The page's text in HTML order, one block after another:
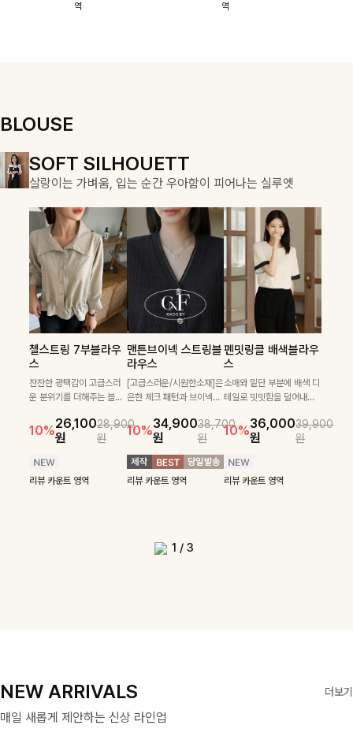
스에요🖤
역
할 수 있어요🤍
역
BLOUSE
SOFT SILHOUETT
살랑이는 가벼움, 입는 순간 우아함이 피어나는 실루엣
첼스트링 7부블라우
스
잔잔한 광택감이 고급스러
운 분위기를 더해주는 블라
프릴 밑단이 자연스럽게 실
루엣을 살려주며, 여유로운
스러운 무드를 완성해준답
니다 🤍
10%26,100
원
28,900
원
리뷰 카운트 영역
맨튼브이넥 스트링블
라우스
[고급스러운/시원한소재]은
은한 체크 패턴과 브이넥으
로 고급스러운 디테일을 넣
었으며 밑단스트링으로 핏
을 더욱 깔끔하게 잡아주는
블라우스예요 :)
10%34,900
원
38,700
원
리뷰 카운트 영역
펜밋링클 배색블라우
스
소매와 밑단 부분에 배색 디
테일로 밋밋함을 덜어내고
클 소재로 구김 걱정없이 즐
길 수 있는 블라우스랍니
10%36,000
원
39,900
원
리뷰 카운트 영역
COZY ESSENTIAL
매일의 일상을 부드럽게 감싸줄 니트 컬렉션
론클디 브이넥니트
부드럽게 몸을 감싸는 니트
짜임으로 편안한 착용감을
더해드리며 여유 있게 떨어
여리여리한 실루엣을 완성
해드려요 ✨ 단독은 물론 다
게 매치되는 데일리 니트랍
니다
10%원
원
리뷰 카운트 영역
칠스트라이프 카라7
부니트
[골드버튼/클래식무드🤍]
스트라이프 패턴으로 데일
이템입니다 카라넥 디자인
으로 깔끔한 이미지로 만들
어 주는 7부 니트입니다 ~
10%31,900
원
35,400
원
리뷰 카운트 영역
셀드펜던트 7부니트
넉넉한 핏으로 편하게 착용
가능한 심플&베이직 무드의
니트!레터리 펜던트로 고급
어요:D
10% 원
원
리뷰 카운트 영역
DOUBLE THE JOY
함께할 때 더욱 완벽한, 합리적인 선택으로 채우는 즐거움
필첸체크 스트링블라
우스+플레어스커트
SET
[활용도 좋은 투피스]은은한
테일이 어우러진 투피스 세
트입니다. 여유로운 상의와
풍성하게 퍼지는 롱스커트가
론, 단품으로도 다양하게 활
42,900
원
49,800
특스트라이프 링클원
피스+스트링자켓
SET
가볍고 시원한 링클 원피스
성되어 코디 고민 없이 완성
도 높은 스타일링을 연출해
주는 아이템 🤍 따로 또 같
이 활용하기 좋아 실용적이
며, 스트링 디테일로 다양한
69,900
원
79,400
원
헨틴링클 날개티셔츠
+치마바지SET
[텐션감↑/구김↓]가볍게
입기만 해도 코디가 완성되
럽게 퍼지는 프릴 날개 소매
가 우아한 포인트를 더해드
립니다💕 잔잔한 링클 텍스
처 소재와 편안한 허리밴딩
으로 하루 종일 산뜻하고 쾌
12%29,900
원
33,900
원
리뷰 카운트 영역
1 / 3
NEW ARRIVALS 더보기
매일 새롭게 제안하는 신상 라인업